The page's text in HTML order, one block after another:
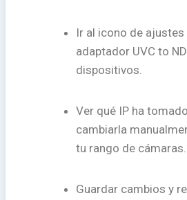
Ir al icono de ajustes
adaptador UVC to
dispositivos.
Ver qué IP ha
cambiarla
tu rango de cámaras.
Guardar cambios y